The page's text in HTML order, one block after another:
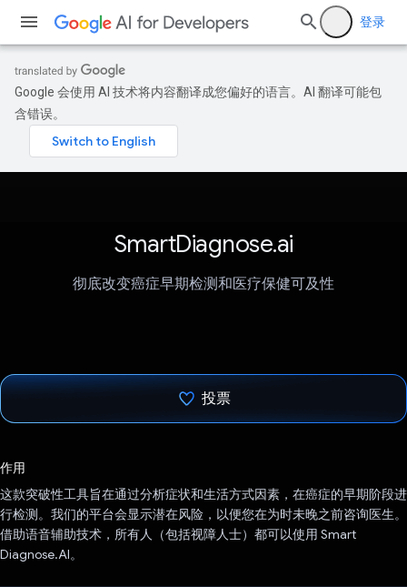
登录
Google 会使用 AI 技术将内容翻译成您偏好的语言。AI 翻译可能包
含错误。
SmartDiagnose.ai
彻底改变癌症早期检测和医疗保健可及性
投票
作用
这款突破性工具旨在通过分析症状和生活方式因素，在癌症的早期阶段进
行检测。我们的平台会显示潜在风险，以便您在为时未晚之前咨询医生。
借助语音辅助技术，所有人（包括视障人士）都可以使用 Smart
Diagnose.AI。